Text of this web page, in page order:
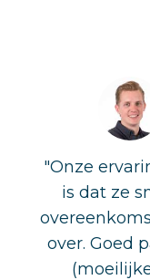
"Onze
is dat ze
over. Goed